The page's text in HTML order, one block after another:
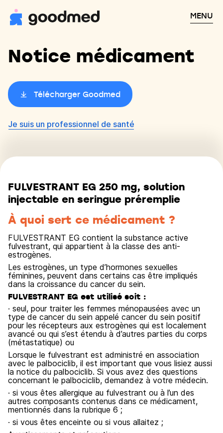
MENU
Notice médicament
Télécharger Goodmed
Je suis un professionnel de santé
FULVESTRANT EG 250 mg, solution
injectable en seringue préremplie
À quoi sert ce médicament ?
FULVESTRANT EG contient la substance active
fulvestrant, qui appartient à la classe des anti-
estrogènes.
Les estrogènes, un type d’hormones sexuelles
féminines, peuvent dans certains cas être impliqués
dans la croissance du cancer du sein.
FULVESTRANT EG est utilisé soit :
· seul, pour traiter les femmes ménopausées avec un
type de cancer du sein appelé cancer du sein positif
pour les récepteurs aux estrogènes qui est localement
avancé ou qui s’est étendu à d’autres parties du corps
(métastatique) ou
Lorsque le fulvestrant est administré en association
avec le palbociclib, il est important que vous lisiez aussi
la notice du palbociclib. Si vous avez des questions
concernant le palbociclib, demandez à votre médecin.
· si vous êtes allergique au fulvestrant ou à l’un des
autres composants contenus dans ce médicament,
mentionnés dans la rubrique 6 ;
· si vous êtes enceinte ou si vous allaitez ;